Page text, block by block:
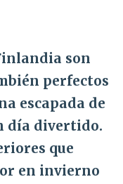
son
perfectos
escapada de
día divertido.
que
en invierno